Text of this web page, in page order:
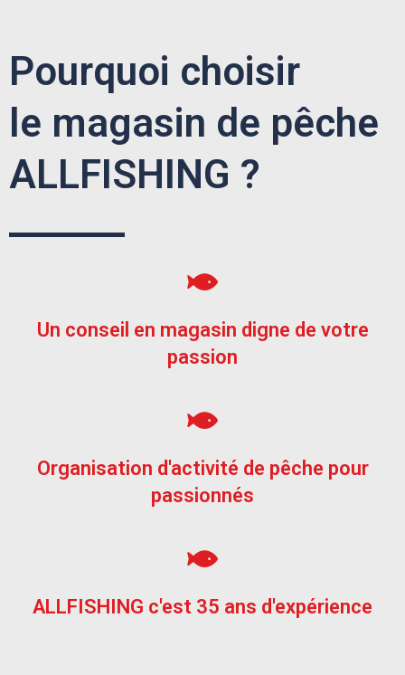
Pourquoi choisir
le magasin de pêche
ALLFISHING ?
Un conseil en magasin digne de votre
passion
Organisation d'activité de pêche pour
passionnés
ALLFISHING c'est 35 ans d'expérience